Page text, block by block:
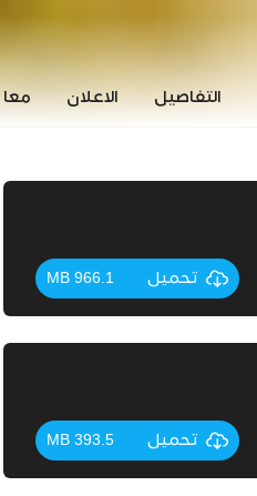
التفاصيل الاعلان
تحميل 966.1 MB
تحميل 393.5 MB